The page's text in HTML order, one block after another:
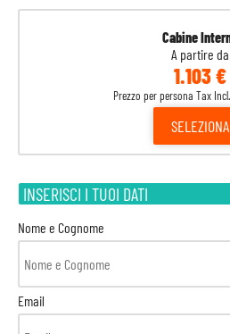
Cabine
A partire da
1.103 €
Prezzo per persona Tax
SELEZIONA
INSERISCI I TUOI DATI
Nome e Cognome
Email
Palma di Maiorca
Barcellona